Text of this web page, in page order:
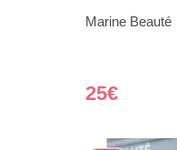
Marine Beauté
25€